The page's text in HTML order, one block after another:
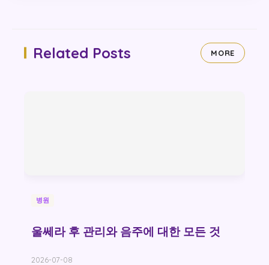
Related Posts MORE
병원
울쎄라 후 관리와 음주에 대한 모든 것
2026-07-08